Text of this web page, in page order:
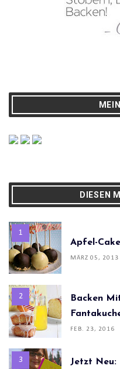
DIESEN
Apfel-
MÄRZ 05, 2013
Backen
FEB. 23, 2016
Jetzt Neu: